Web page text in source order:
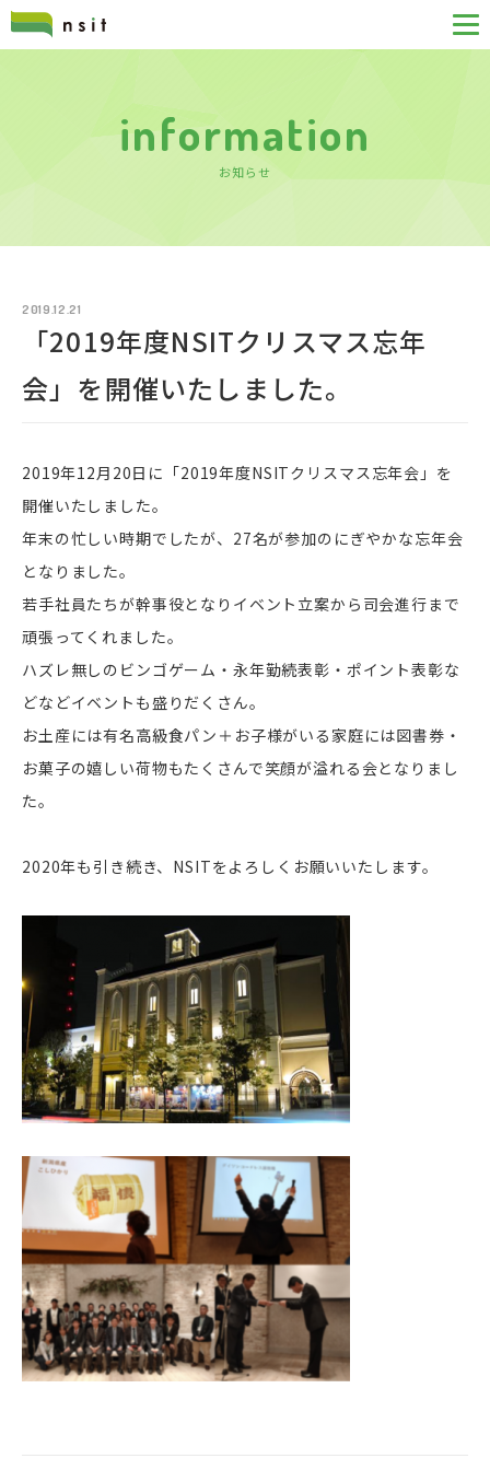
information
お知らせ
2019.12.21
「2019年度NSITクリスマス忘年
会」を開催いたしました。
2019年12月20日に「2019年度NSITクリスマス忘年会」を
開催いたしました。
年末の忙しい時期でしたが、27名が参加のにぎやかな忘年会
となりました。
若手社員たちが幹事役となりイベント立案から司会進行まで
頑張ってくれました。
ハズレ無しのビンゴゲーム・永年勤続表彰・ポイント表彰な
どなどイベントも盛りだくさん。
お土産には有名高級食パン＋お子様がいる家庭には図書券・
お菓子の嬉しい荷物もたくさんで笑顔が溢れる会となりまし
た。
2020年も引き続き、NSITをよろしくお願いいたします。